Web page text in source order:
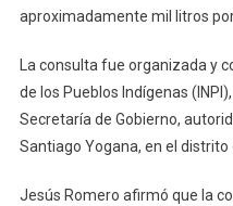
aproximadamente mil litros
La consulta fue organizada y
de los Pueblos Indígenas
Secretaría de Gobierno,
Santiago Yogana, en el distrito
Jesús Romero afirmó que la